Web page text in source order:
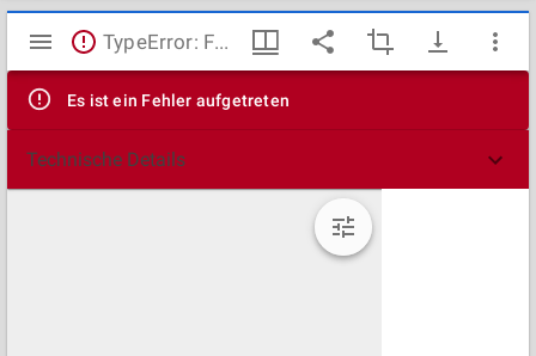
Mirador
Viewer
TypeError: Failed to fetch
Es ist ein Fehler aufgetreten
Technische Details